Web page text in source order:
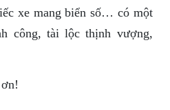
xe mang biển số… có một
công, tài lộc thịnh vượng,